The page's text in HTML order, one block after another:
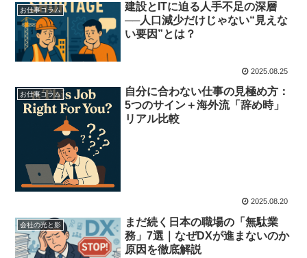
お仕事コラム
建設とITに迫る人手不足の深層
──人口減少だけじゃない“見えな
い要因”とは？
2025.08.25
お仕事コラム
自分に合わない仕事の見極め方：
5つのサイン＋海外流「辞め時」
リアル比較
2025.08.20
会社の光と影
まだ続く日本の職場の「無駄業
務」7選｜なぜDXが進まないのか
原因を徹底解説